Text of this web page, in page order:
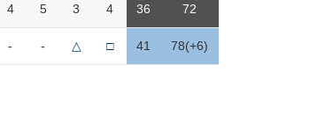
4 5 3 4 36 72
- - △ □ 41 78(+6)